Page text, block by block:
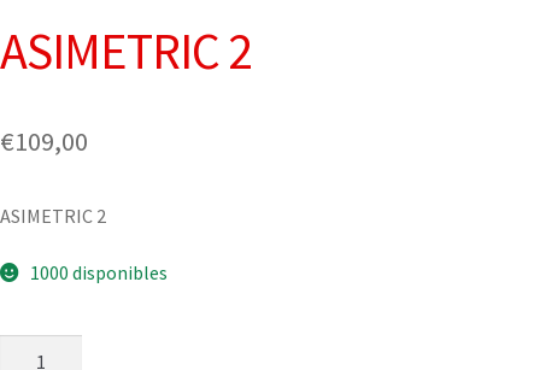
ASIMETRIC 2
€109,00
ASIMETRIC 2
1000 disponibles